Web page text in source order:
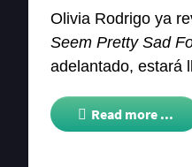
Olivia Rodrigo ya
Seem Pretty Sad
adelantado, estará
Read more ...